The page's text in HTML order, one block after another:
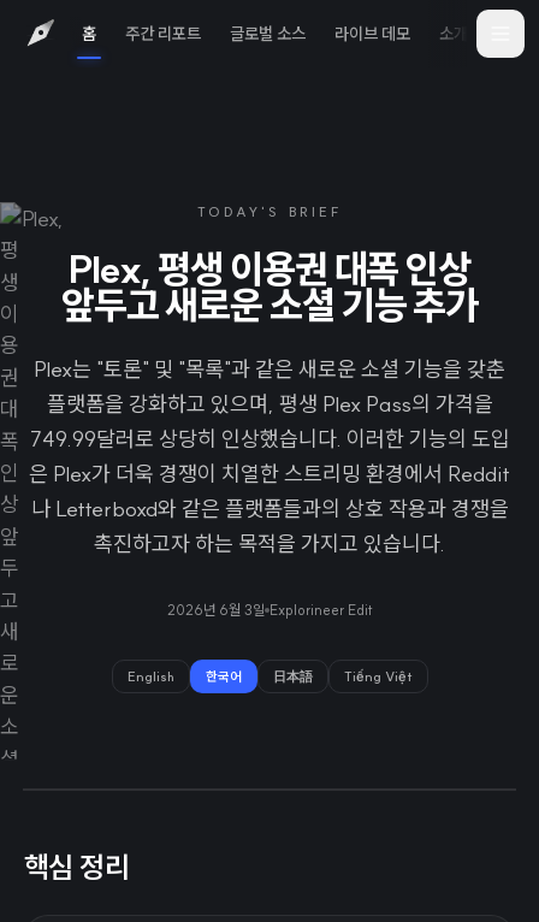
홈 주간 리포트 글로벌 소스 라이브 데모 소개
TODAY'S BRIEF
Plex, 평생 이용권 대폭 인상
앞두고 새로운 소셜 기능 추가
Plex는 "토론" 및 "목록"과 같은 새로운 소셜 기능을 갖춘
플랫폼을 강화하고 있으며, 평생 Plex Pass의 가격을
749.99달러로 상당히 인상했습니다. 이러한 기능의 도입
은 Plex가 더욱 경쟁이 치열한 스트리밍 환경에서 Reddit
나 Letterboxd와 같은 플랫폼들과의 상호 작용과 경쟁을
촉진하고자 하는 목적을 가지고 있습니다.
2026년 6월 3일 Explorineer Edit
English 한국어 日本語 Tiếng Việt
핵심 정리